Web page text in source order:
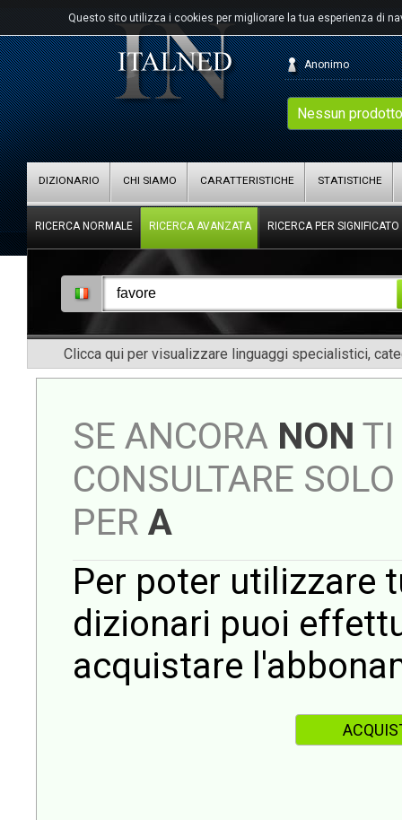
Questo sito utilizza i cookies per migliorare la tua esperienza di
Nessun
Anonimo
DIZIONARIO CHI SIAMO CARATTERISTICHE STATISTICHE
RICERCA NORMALE RICERCA AVANZATA RICERCA PER SIGNIFICATO
Clicca qui per visualizzare linguaggi specialistici,
SE ANCORA NON TI
CONSULTARE
PER A
Per poter utilizzare
dizionari puoi
acquistare